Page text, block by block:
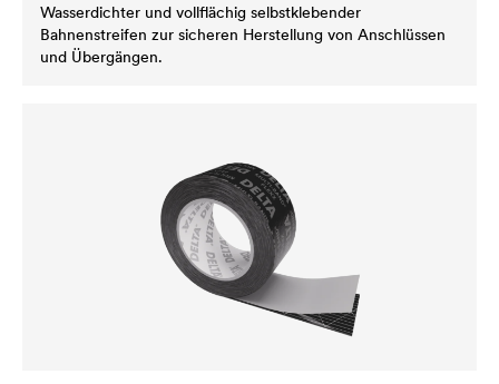
Wasserdichter und vollflächig selbstklebender
Bahnenstreifen zur sicheren Herstellung von Anschlüssen
und Übergängen.